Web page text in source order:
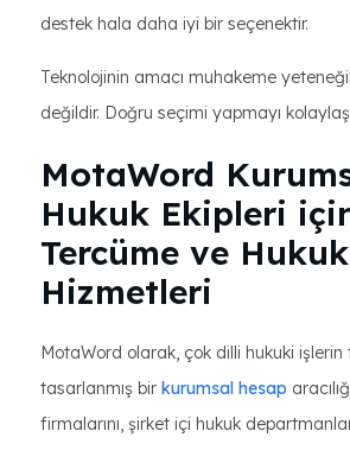
destek hala daha iyi bir seçenektir.
Teknolojinin amacı muhakeme
değildir. Doğru seçimi yapmayı
MotaWord
Hukuk Ekipleri
Tercüme ve
Hizmetleri
MotaWord olarak, çok dilli hukuki işlerin
tasarlanmış bir kurumsal hesap
firmalarını, şirket içi hukuk